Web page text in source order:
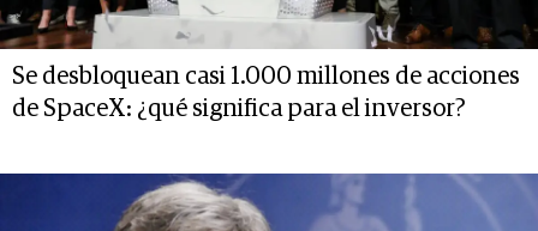
Se desbloquean casi 1.000 millones de acciones
de SpaceX: ¿qué significa para el inversor?